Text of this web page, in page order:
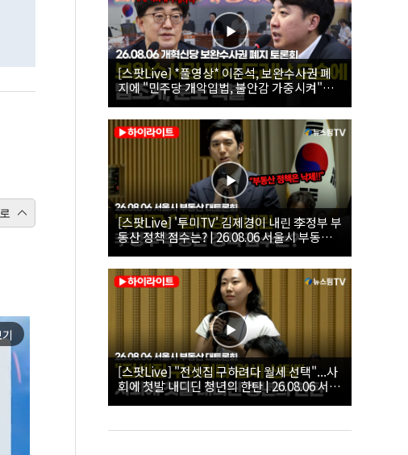
[스팟Live] *풀영상* 이준석, 보완수사권 폐
지에 "민주당 개악입법, 불안감 가중시켜"｜
26.08.06 개혁신당 보완수사권 폐지 토론회
[스팟Live] '투미TV' 김제경이 내린 李정부 부
동산 정책 점수는? | 26.08.06 서울시 부동산
대토론회
[스팟Live] "전셋집 구하려다 월세 선택"...사
회에 첫발 내디딘 청년의 한탄 | 26.08.06 서울
시 부동산 대토론회